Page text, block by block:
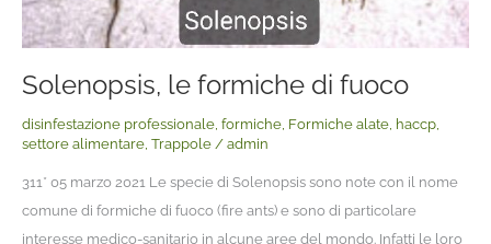
Solenopsis, le formiche di fuoco
disinfestazione professionale, formiche, Formiche alate, haccp,
settore alimentare, Trappole/ admin
311* 05 marzo 2021 Le specie di Solenopsis sono note con il nome
comune di formiche di fuoco (fire ants) e sono di particolare
interesse medico-sanitario in alcune aree del mondo. Infatti le loro